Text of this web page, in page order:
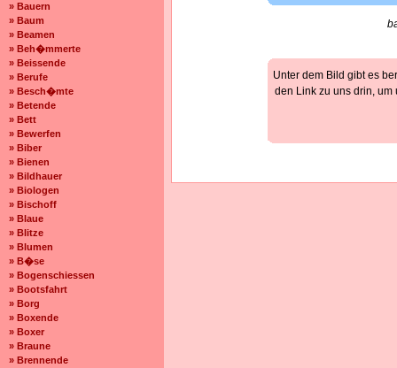
» Bauern
» Baum
» Beamen
» Beh�mmerte
» Beissende
» Berufe
» Besch�mte
» Betende
» Bett
» Bewerfen
» Biber
» Bienen
» Bildhauer
» Biologen
» Bischoff
» Blaue
» Blitze
» Blumen
» B�se
» Bogenschiessen
» Bootsfahrt
» Borg
» Boxende
» Boxer
» Braune
» Brennende
Unter dem Bild gibt es
den Link zu uns drin,